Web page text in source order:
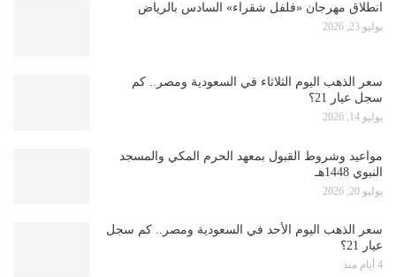
انطلاق مهرجان «فلفل شقراء» السادس بالرياض
يوليو 23, 2026
سعر الذهب اليوم الثلاثاء في السعودية ومصر.. كم
سجل عيار 21؟
يوليو 14, 2026
مواعيد وشروط القبول بمعهد الحرم المكي والمسجد
النبوي 1448هـ
يوليو 20, 2026
سعر الذهب اليوم الأحد في السعودية ومصر.. كم سجل
عيار 21؟
4 أيام منذ